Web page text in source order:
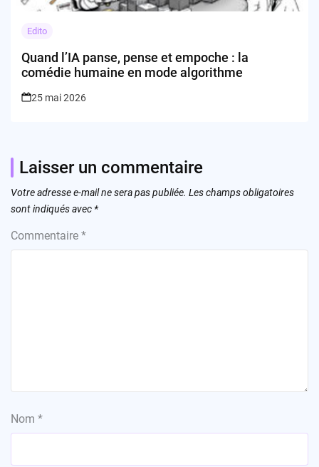
Edito
Quand l’IA panse, pense et empoche : la
comédie humaine en mode algorithme
25 mai 2026
Laisser un commentaire
Votre adresse e-mail ne sera pas publiée. Les champs obligatoires
sont indiqués avec *
Commentaire *
Nom *